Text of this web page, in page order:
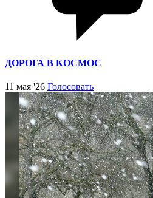
ДОРОГА В КОСМОС
11 мая '26 Голосовать